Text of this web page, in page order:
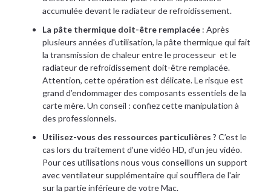
accumulée devant le radiateur de refroidissement.
La pâte thermique doit-être remplacée : Après
plusieurs années d'utilisation, la pâte thermique qui fait
la transmission de chaleur entre le processeur et le
radiateur de refroidissement doit-être remplacée.
Attention, cette opération est délicate. Le risque est
grand d’endommager des composants essentiels de la
carte mère. Un conseil : confiez cette manipulation à
des professionnels.
Utilisez-vous des ressources particulières ? C’est le
cas lors du traitement d’une vidéo HD, d'un jeu vidéo.
Pour ces utilisations nous vous conseillons un support
avec ventilateur supplémentaire qui soufflera de l'air
sur la partie inférieure de votre Mac.